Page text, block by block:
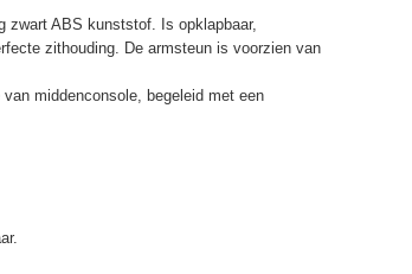
zwart ABS kunststof. Is opklapbaar,
zithouding. De armsteun is voorzien van
middenconsole, begeleid met een